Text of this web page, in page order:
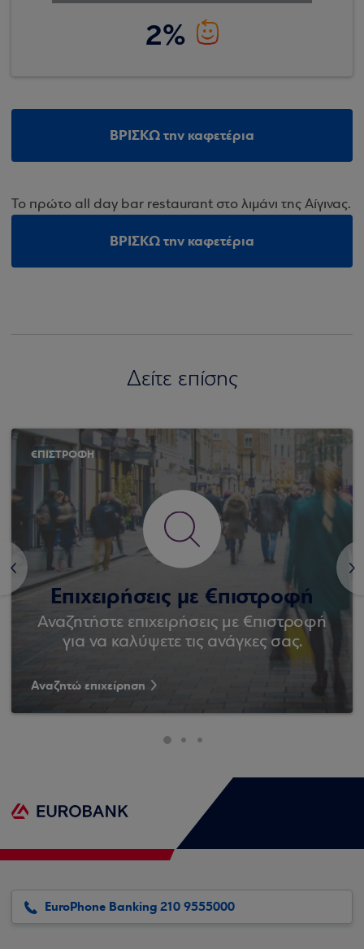
2%
ΒΡΙΣΚΩ την καφετέρια
Το πρώτο all day bar restaurant στο λιμάνι της Αίγινας.
ΒΡΙΣΚΩ την καφετέρια
Δείτε επίσης
<
€ΠΙΣΤΡΟΦΗ
Επιχειρήσεις με €πιστροφή
Αναζητήστε επιχειρήσεις με €πιστροφή
για να καλύψετε τις ανάγκες σας.
Αναζητώ επιχείρηση
>
EuroPhone Banking 210 9555000